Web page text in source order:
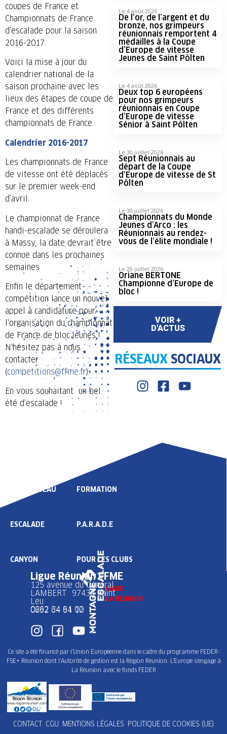
coupes de France et
Championnats de France
d’escalade pour la saison
2016-2017.
Voici la mise à jour du
calendrier national de la
saison prochaine avec les
lieux des étapes de coupe de
France et des différents
championnats de France.
Calendrier 2016-2017
Les championnats de France
de vitesse ont été déplacés
sur le premier week-end
d’avril.
Le championnat de France
handi-escalade se déroulera
à Massy, la date devrait être
connue dans les prochaines
semaines
Enfin le département
compétition lance un nouvel
appel à candidature pour
l’organisation du championnat
de France de bloc jeunes !
N’hésitez pas à nous
contacter
(competitions@ffme.fr)
En vous souhaitant un bel
été d’escalade !
Le 4 août 2026
De l’or, de l’argent et du
bronze, nos grimpeurs
réunionnais remportent 4
médailles à la Coupe
d’Europe de vitesse
Jeunes de Saint Pölten
Le 4 août 2026
Deux top 6 européens
pour nos grimpeurs
réunionnais en Coupe
d’Europe de vitesse
Sénior à Saint Pölten
Le 30 juillet 2026
Sept Réunionnais au
départ de la Coupe
d’Europe de vitesse de St
Pölten
Le 30 juillet 2026
Championnats du Monde
Jeunes d’Arco : les
Réunionnais au rendez-
vous de l’élite mondiale !
Le 20 juillet 2026
Oriane BERTONE
Championne d’Europe de
bloc !
VOIR +
D'ACTUS
RÉSEAUX SOCIAUX
HAUT NIVEAU
ESCALADE
CANYON
FORMATION
P.A.R.A.D.E
POUR LES CLUBS
Ligue Réunion FFME
125 avenue du Général
LAMBERT 97436 Saint
Leu
0262 34 91 02
0692 64 64 10
Ce site a été financé par l’Union Européenne dans le cadre du programme FEDER-
FSE+ Réunion dont l’Autorité de gestion est la Région Réunion. L’Europe s’engage à
La Réunion avec le fonds FEDER
CONTACT CGU MENTIONS LÉGALES POLITIQUE DE COOKIES (UE)